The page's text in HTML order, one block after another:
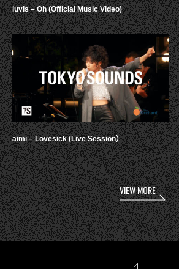
luvis – Oh (Official Music Video)
aimi – Lovesick (Live Session）
VIEW MORE